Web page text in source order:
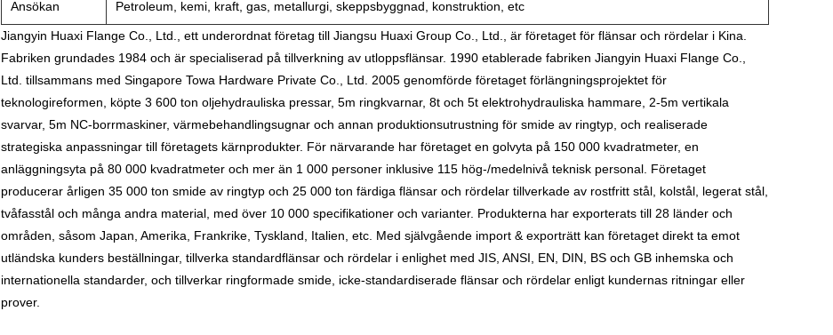
Ansökan Petroleum, kemi, kraft, gas, metallurgi, skeppsbyggnad, konstruktion, etc
Jiangyin Huaxi Flange Co., Ltd., ett underordnat företag till Jiangsu Huaxi Group Co., Ltd., är företaget för flänsar och rördelar i Kina.
Fabriken grundades 1984 och är specialiserad på tillverkning av utloppsflänsar. 1990 etablerade fabriken Jiangyin Huaxi Flange Co.,
Ltd. tillsammans med Singapore Towa Hardware Private Co., Ltd. 2005 genomförde företaget förlängningsprojektet för
teknologireformen, köpte 3 600 ton oljehydrauliska pressar, 5m ringkvarnar, 8t och 5t elektrohydrauliska hammare, 2-5m vertikala
svarvar, 5m NC-borrmaskiner, värmebehandlingsugnar och annan produktionsutrustning för smide av ringtyp, och realiserade
strategiska anpassningar till företagets kärnprodukter. För närvarande har företaget en golvyta på 150 000 kvadratmeter, en
anläggningsyta på 80 000 kvadratmeter och mer än 1 000 personer inklusive 115 hög-/medelnivå teknisk personal. Företaget
producerar årligen 35 000 ton smide av ringtyp och 25 000 ton färdiga flänsar och rördelar tillverkade av rostfritt stål, kolstål, legerat stål,
tvåfasstål och många andra material, med över 10 000 specifikationer och varianter. Produkterna har exporterats till 28 länder och
områden, såsom Japan, Amerika, Frankrike, Tyskland, Italien, etc. Med självgående import & exporträtt kan företaget direkt ta emot
utländska kunders beställningar, tillverka standardflänsar och rördelar i enlighet med JIS, ANSI, EN, DIN, BS och GB inhemska och
internationella standarder, och tillverkar ringformade smide, icke-standardiserade flänsar och rördelar enligt kundernas ritningar eller
prover.